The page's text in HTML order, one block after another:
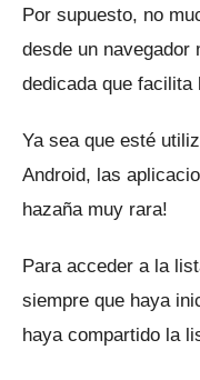
Por supuesto, no
desde un navegador
dedicada que facilita
Ya sea que esté
Android, las
hazaña muy rara!
Para acceder a la
siempre que haya
haya compartido la